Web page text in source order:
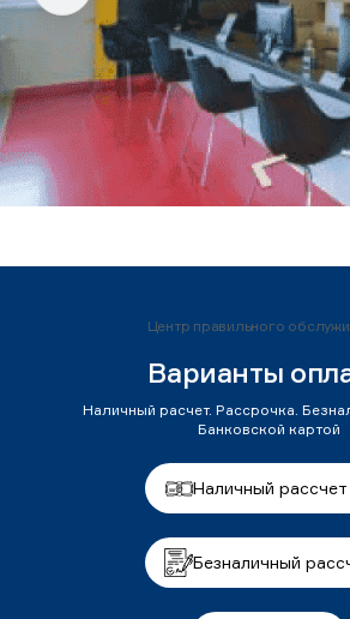
Центр правильного
Варианты
Наличный расчет. Рассрочка.
Банковской картой
Наличный рассчет
Безналичный